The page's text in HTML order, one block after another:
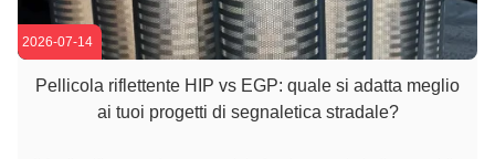
2026-07-14
Pellicola riflettente HIP vs EGP: quale si adatta meglio
ai tuoi progetti di segnaletica stradale?